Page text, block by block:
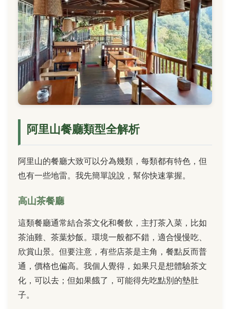
阿里山餐廳類型全解析
阿里山的餐廳大致可以分為幾類，每類都有特色，但
也有一些地雷。我先簡單說說，幫你快速掌握。
高山茶餐廳
這類餐廳通常結合茶文化和餐飲，主打茶入菜，比如
茶油雞、茶葉炒飯。環境一般都不錯，適合慢慢吃、
欣賞山景。但要注意，有些店茶是主角，餐點反而普
通，價格也偏高。我個人覺得，如果只是想體驗茶文
化，可以去；但如果餓了，可能得先吃點別的墊肚
子。